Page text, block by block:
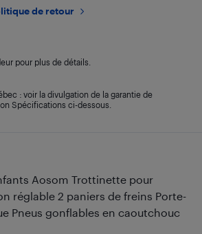
Aosom Trottinette pour
réglable 2 paniers de freins Porte-
Pneus gonflables en caoutchouc
de retour
pour plus de détails.
: voir la divulgation de la garantie de
Spécifications ci-dessous.